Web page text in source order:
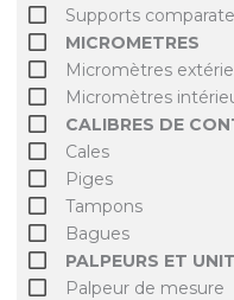
Supports
MICROMETRES
Micromètres
Micromètres
CALIBRES DE
Cales
Piges
Tampons
Bagues
PALPEURS ET
Palpeur de mesure